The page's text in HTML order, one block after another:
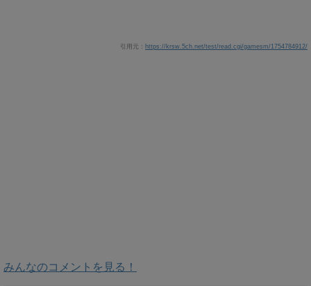
引用元： https://krsw.5ch.net/test/read.cgi/gamesm/1754784912/
みんなのコメントを見る！